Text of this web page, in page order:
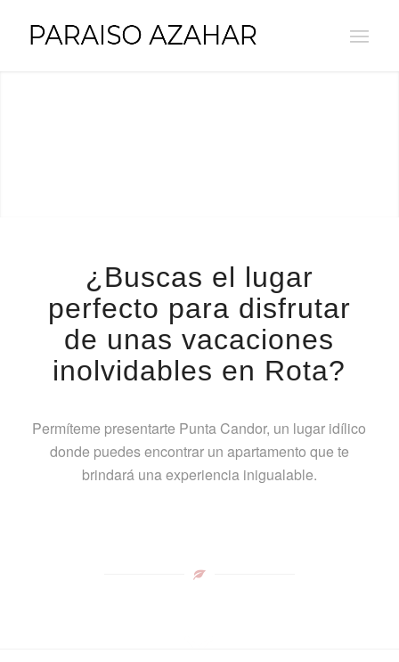
¿Buscas el lugar
perfecto para disfrutar
de unas vacaciones
inolvidables en Rota?
Permíteme presentarte Punta Candor, un lugar idílico
donde puedes encontrar un apartamento que te
brindará una experiencia inigualable.